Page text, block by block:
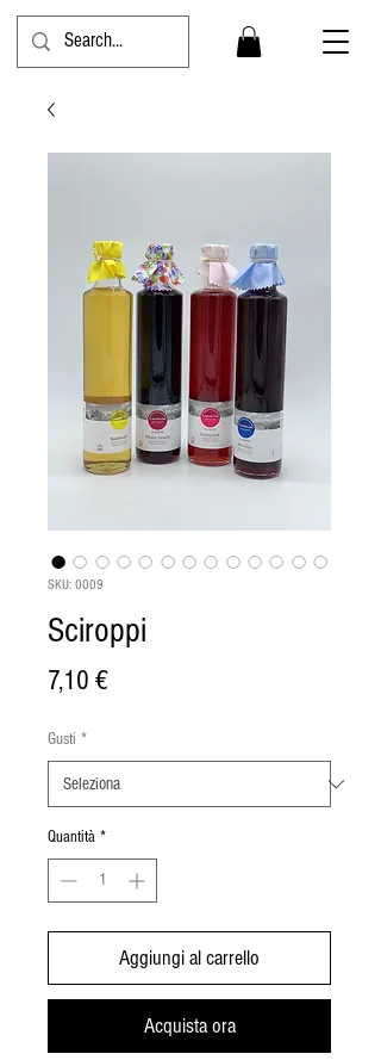
SKU: 0009
Sciroppi
7,10 €Prezzo
Gusti *
Quantità *
Aggiungi al carrello
Acquista ora